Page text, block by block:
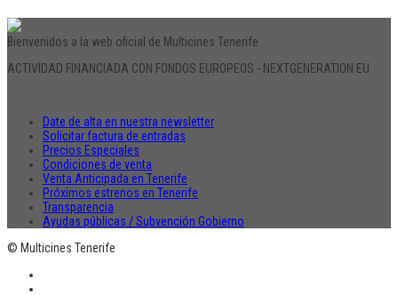
Bienvenidos a la web oficial de Multicines Tenerife
ACTIVIDAD FINANCIADA CON FONDOS EUROPEOS - NEXTGENERATION EU
Date de alta en nuestra newsletter
Solicitar factura de entradas
Precios Especiales
Condiciones de venta
Venta Anticipada en Tenerife
Próximos estrenos en Tenerife
Transparencia
Ayudas públicas / Subvención Gobierno
© Multicines Tenerife